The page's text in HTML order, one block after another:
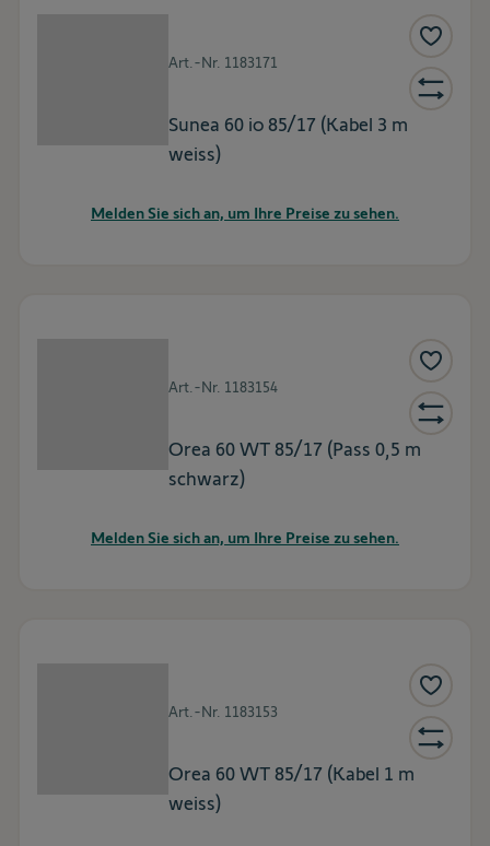
Art.-Nr. 1183171
Sunea 60 io 85/17 (Kabel 3 m
weiss)
Melden Sie sich an, um Ihre Preise zu sehen.
Art.-Nr. 1183154
Orea 60 WT 85/17 (Pass 0,5 m
schwarz)
Melden Sie sich an, um Ihre Preise zu sehen.
Art.-Nr. 1183153
Orea 60 WT 85/17 (Kabel 1 m
weiss)